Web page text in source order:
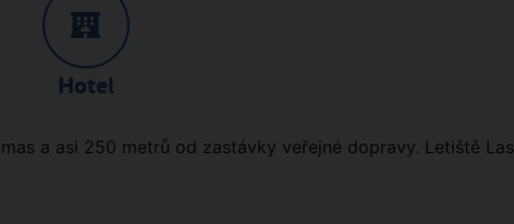
Hotel
a asi 250 metrů od zastávky veřejné dopravy. Letiště Las